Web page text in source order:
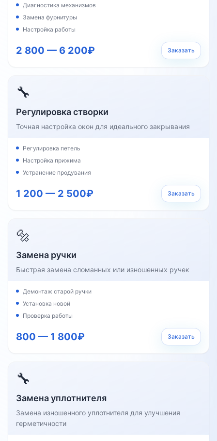
Диагностика механизмов
Замена фурнитуры
Настройка работы
2 800 — 6 200₽ Заказать
🔧
Регулировка створки
Точная настройка окон для идеального закрывания
Регулировка петель
Настройка прижима
Устранение продувания
1 200 — 2 500₽ Заказать
🔩
Замена ручки
Быстрая замена сломанных или изношенных ручек
Демонтаж старой ручки
Установка новой
Проверка работы
800 — 1 800₽ Заказать
🔧
Замена уплотнителя
Замена изношенного уплотнителя для улучшения
герметичности